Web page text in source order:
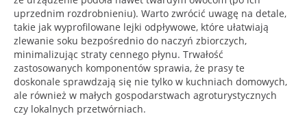
uprzednim rozdrobnieniu). Warto zwrócić uwagę na detale,
takie jak wyprofilowane lejki odpływowe, które ułatwiają
zlewanie soku bezpośrednio do naczyń zbiorczych,
minimalizując straty cennego płynu. Trwałość
zastosowanych komponentów sprawia, że prasy te
doskonale sprawdzają się nie tylko w kuchniach domowych,
ale również w małych gospodarstwach agroturystycznych
czy lokalnych przetwórniach.